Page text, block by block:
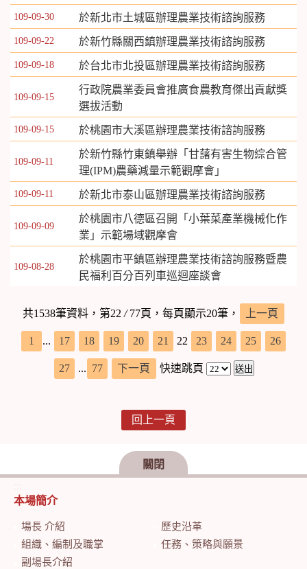
109-09-30 於新北市土城區辦理農業技術諮詢服務
109-09-22 於新竹縣關西鎮辦理農業技術諮詢服務
109-09-18 於台北市北投區辦理農業技術諮詢服務
109-09-15
行政院農業委員會推廣食農教育傑出貢獻獎
選拔活動
109-09-15 於桃園市大溪區辦理農業技術諮詢服務
109-09-11
於新竹縣竹東鎮舉辦「甘藷有害生物綜合管
理(IPM)農藥減量示範觀摩會」
109-09-11 於新北市泰山區辦理農業技術諮詢服務
109-09-09
於桃園市八德區召開「小葉菜產業機械化作
業」示範場域觀摩會
109-08-28
於桃園市平鎮區辦理農業技術諮詢服務暨農
民福利百分百列車巡迴座談會
共1538筆資料，第22 /77頁，每頁顯示20筆， 上一頁
1 ... 17 18 19 20 21 22 23 24 25 26
27 ... 77 下一頁 快速跳頁
回上一頁
關閉
:::
本場簡介
場長 介紹
歷史沿革
組織、編制及職掌
任務、策略與願景
副場長介紹